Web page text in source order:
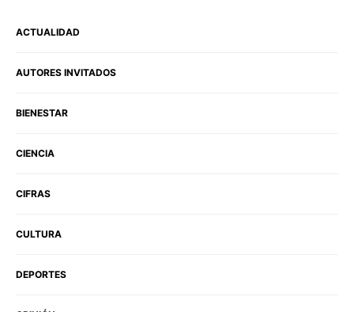
ACTUALIDAD
AUTORES INVITADOS
BIENESTAR
CIENCIA
CIFRAS
CULTURA
DEPORTES